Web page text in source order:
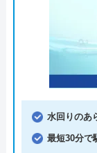
水回りのあ
最短30分で